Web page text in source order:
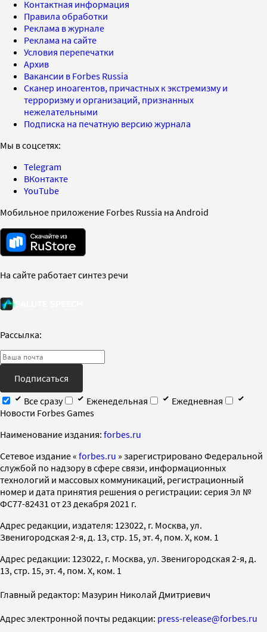
Контактная информация
Правила обработки
Реклама в журнале
Реклама на сайте
Условия перепечатки
Архив
Вакансии в Forbes Russia
Сканер иноагентов, причастных к экстремизму и
терроризму и организаций, признанных
нежелательными
Подписка на печатную версию журнала
Мы в соцсетях:
Telegram
ВКонтакте
YouTube
Мобильное приложение Forbes Russia на Android
На сайте работает синтез речи
Рассылка:
Подписаться
Все сразу
Еженедельная
Ежедневная
Новости Forbes Games
Наименование издания: forbes.ru
Cетевое издание « forbes.ru » зарегистрировано Федеральной
службой по надзору в сфере связи, информационных
технологий и массовых коммуникаций, регистрационный
номер и дата принятия решения о регистрации: серия Эл №
ФС77-82431 от 23 декабря 2021 г.
Адрес редакции, издателя: 123022, г. Москва, ул.
Звенигородская 2-я, д. 13, стр. 15, эт. 4, пом. X, ком. 1
Адрес редакции: 123022, г. Москва, ул. Звенигородская 2-я, д.
13, стр. 15, эт. 4, пом. X, ком. 1
Главный редактор: Мазурин Николай Дмитриевич
Адрес электронной почты редакции: press-release@forbes.ru